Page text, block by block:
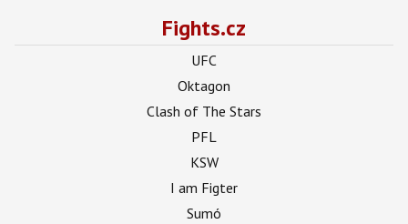
Fights.cz
UFC
Oktagon
Clash of The Stars
PFL
KSW
I am Figter
Sumó